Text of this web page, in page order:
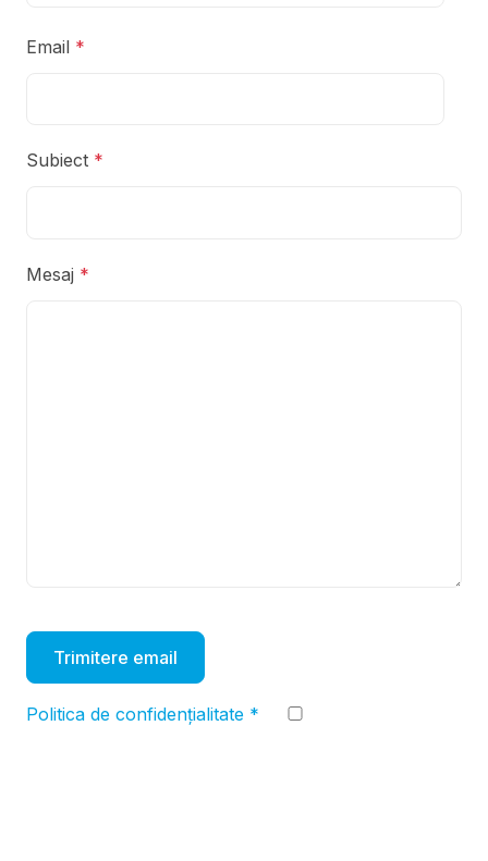
Email *
Subiect *
Mesaj *
Trimitere email
Politica de confidențialitate *